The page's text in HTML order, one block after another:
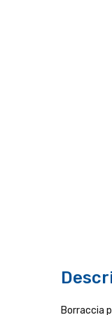
Borraccia